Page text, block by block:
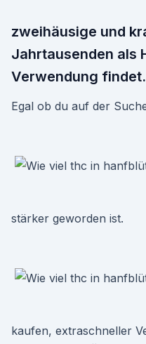
zweihäusige und
Jahrtausenden als
Verwendung
Egal ob du auf der
stärker geworden ist.
kaufen, extraschneller